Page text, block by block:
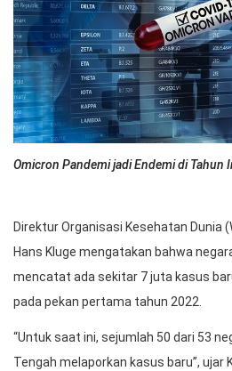
Omicron Pandemi jadi Endemi di Tahun
Direktur Organisasi Kesehatan Dunia
Hans Kluge mengatakan bahwa
mencatat ada sekitar 7 juta kasus
pada pekan pertama tahun 2022.
“Untuk saat ini, sejumlah 50 dari 53
Tengah melaporkan kasus baru”, ujar